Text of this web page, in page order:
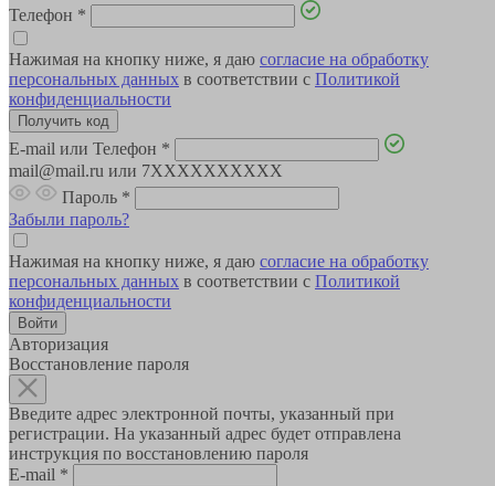
Телефон *
Нажимая на кнопку ниже, я даю согласие на обработку
персональных данных в соответствии с Политикой
конфиденциальности
E-mail или Телефон *
mail@mail.ru или 7XXXXXXXXXX
Пароль *
Забыли пароль?
Нажимая на кнопку ниже, я даю согласие на обработку
персональных данных в соответствии с Политикой
конфиденциальности
Авторизация
Восстановление пароля
Введите адрес электронной почты, указанный при
регистрации. На указанный адрес будет отправлена
инструкция по восстановлению пароля
E-mail *